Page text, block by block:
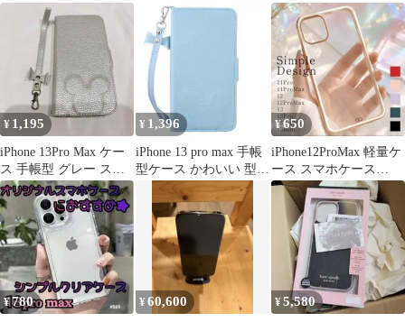
ス 軽量ケース
ー 韓国 上品
ク
¥ 1,195
iPhone 13Pro Max ケー
ス 手帳型 グレー スタ
ンド機能
¥ 1,396
iPhone 13 pro max 手帳
型ケース かわいい 型押
¥650
iPhone12ProMax 軽量ケ
ース スマホケース
iPhoneケース
¥780 ¥60,600 ¥5,580